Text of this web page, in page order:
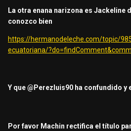
La otra enana narizona es Jackeline
conozco bien
https://hermanodeleche.com/topic/
ecuatoriana/
Y que@Perezluis90 ha confundido
Por favor Machin rectifica el título